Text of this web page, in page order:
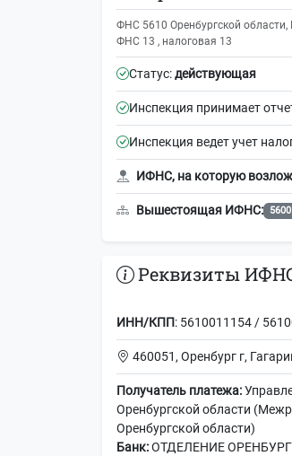
ФНС 5610 Оренбургской
ФНС 13 , налоговая 13
Статус:действующая
Инспекция принимает
Инспекция ведет учет
ИФНС, на которую
Вышестоящая ИФНС: 5600
Реквизиты
ИНН/КПП: 5610011154 /
460051, Оренбург г,
Получатель платежа:
Оренбургской области
Оренбургской области)
Банк:ОТДЕЛЕНИЕ ОРЕНБУРГ